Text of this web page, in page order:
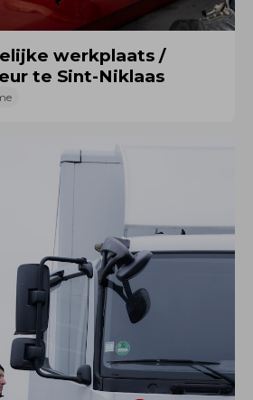
werkplaats /
te Sint-Niklaas